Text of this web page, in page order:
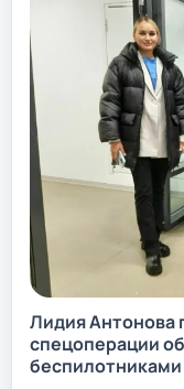
Лидия Антонова
спецоперации
беспилотниками